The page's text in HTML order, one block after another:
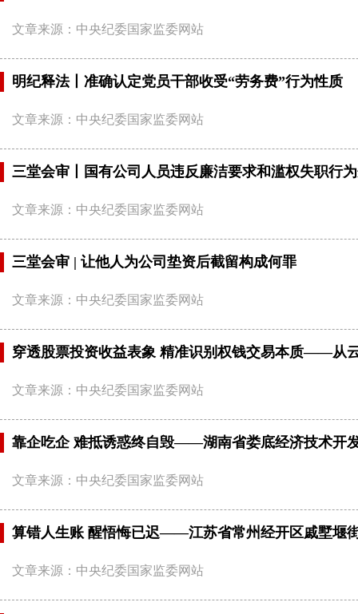
文章来源：中央纪委国家监委网站
明纪释法丨准确认定党员干部收受“劳务费”行为性质
文章来源：中央纪委国家监委网站
三堂会审丨国有公司人员违反廉洁要求和滥权失职行
文章来源：中央纪委国家监委网站
三堂会审 | 让他人为公司垫资后截留构成何罪
文章来源：中央纪委国家监委网站
穿透股票投资收益表象 精准识别权钱交易本质——从
文章来源：中央纪委国家监委网站
靠企吃企 难抵诱惑终自毁——湖南省娄底经济技术开
文章来源：中央纪委国家监委网站
算错人生账 醒悟悔已迟——江苏省常州经开区戚墅堰
文章来源：中央纪委国家监委网站